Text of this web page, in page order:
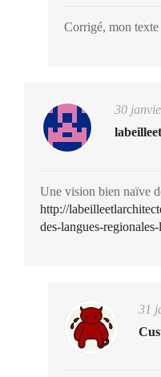
Corrigé, mon
30
Une vision bien naïve
http://
des-langues-
31